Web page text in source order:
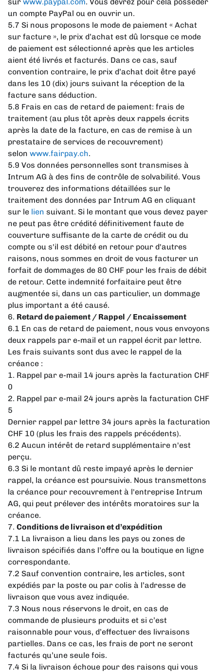
un compte PayPal ou en ouvrir un.
5.7 Si nous proposons le mode de paiement « Achat
sur facture », le prix d’achat est dû lorsque ce mode
de paiement est sélectionné après que les articles
aient été livrés et facturés. Dans ce cas, sauf
convention contraire, le prix d’achat doit être payé
dans les 10 (dix) jours suivant la réception de la
facture sans déduction.
5.8 Frais en cas de retard de paiement: frais de
traitement (au plus tôt après deux rappels écrits
après la date de la facture, en cas de remise à un
prestataire de services de recouvrement)
selon www.fairpay.ch.
5.9 Vos données personnelles sont transmises à
Intrum AG à des fins de contrôle de solvabilité. Vous
trouverez des informations détaillées sur le
traitement des données par Intrum AG en cliquant
sur le lien suivant. Si le montant que vous devez payer
ne peut pas être crédité définitivement faute de
couverture suffisante de la carte de crédit ou du
compte ou s'il est débité en retour pour d'autres
raisons, nous sommes en droit de vous facturer un
forfait de dommages de 80 CHF pour les frais de débit
de retour. Cette indemnité forfaitaire peut être
augmentée si, dans un cas particulier, un dommage
plus important a été causé.
6. Retard de paiement / Rappel / Encaissement
6.1 En cas de retard de paiement, nous vous envoyons
deux rappels par e-mail et un rappel écrit par lettre.
Les frais suivants sont dus avec le rappel de la
créance :
1. Rappel par e-mail 14 jours après la facturation CHF
0
2. Rappel par e-mail 24 jours après la facturation CHF
5
Dernier rappel par lettre 34 jours après la facturation
CHF 10 (plus les frais des rappels précédents).
6.2 Aucun intérêt de retard supplémentaire n'est
perçu.
6.3 Si le montant dû reste impayé après le dernier
rappel, la créance est poursuivie. Nous transmettons
la créance pour recouvrement à l'entreprise Intrum
AG, qui peut prélever des intérêts moratoires sur la
créance.
7. Conditions de livraison et d’expédition
7.1 La livraison a lieu dans les pays ou zones de
livraison spécifiés dans l’offre ou la boutique en ligne
correspondante.
7.2 Sauf convention contraire, les articles, sont
expédiés par la poste ou par colis à l’adresse de
livraison que vous avez indiquée.
7.3 Nous nous réservons le droit, en cas de
commande de plusieurs produits et si c’est
raisonnable pour vous, d’effectuer des livraisons
partielles. Dans ce cas, les frais de port ne seront
facturés qu’une seule fois.
7.4 Si la livraison échoue pour des raisons qui vous